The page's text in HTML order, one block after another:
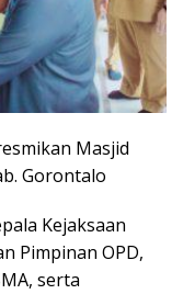
Masjid
Gorontalo
Kejaksaan
Pimpinan OPD,
serta